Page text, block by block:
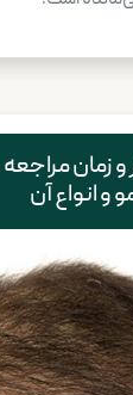
زمان
و انواع آن